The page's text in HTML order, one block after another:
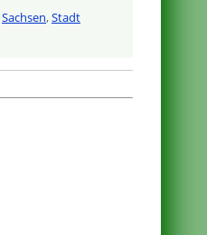
Sachsen,Stadt